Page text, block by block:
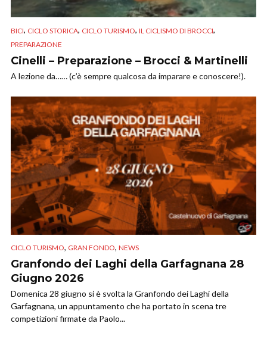
BICI, CICLO STORICA, CICLO TURISMO, IL CICLISMO DI BROCCI,
PREPARAZIONE
Cinelli – Preparazione – Brocci & Martinelli
A lezione da…… (c’è sempre qualcosa da imparare e conoscere!).
CICLO TURISMO, GRAN FONDO, NEWS
Granfondo dei Laghi della Garfagnana 28
Giugno 2026
Domenica 28 giugno si è svolta la Granfondo dei Laghi della
Garfagnana, un appuntamento che ha portato in scena tre
competizioni firmate da Paolo...